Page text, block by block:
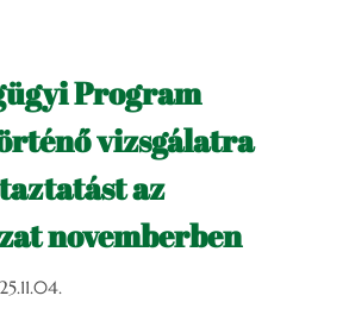
Program
vizsgálatra
az
novemberben